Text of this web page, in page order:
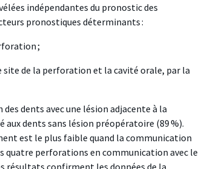
indépendantes du pronostic des
pronostiques déterminants :
;
de la perforation et la cavité orale, par la
dents avec une lésion adjacente à la
dents sans lésion préopératoire (89 %).
est le plus faible quand la communication
quatre perforations en communication avec le